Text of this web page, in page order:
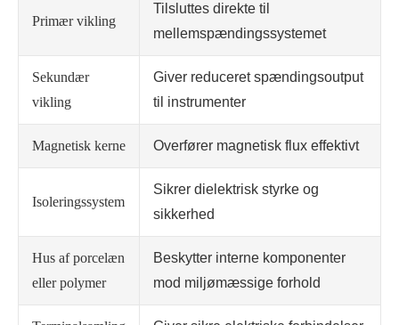
Primær vikling
Tilsluttes direkte til
mellemspændingssystemet
Sekundær
vikling
Giver reduceret spændingsoutput
til instrumenter
Magnetisk kerne Overfører magnetisk flux effektivt
Isoleringssystem
Sikrer dielektrisk styrke og
sikkerhed
Hus af porcelæn
eller polymer
Beskytter interne komponenter
mod miljømæssige forhold